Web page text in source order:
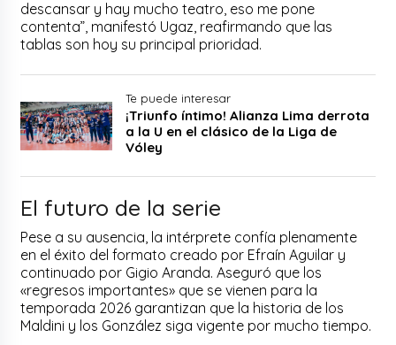
descansar y hay mucho teatro, eso me pone
contenta”, manifestó Ugaz, reafirmando que las
tablas son hoy su principal prioridad.
Te puede interesar
¡Triunfo íntimo! Alianza Lima derrota
a la U en el clásico de la Liga de
Vóley
El futuro de la serie
Pese a su ausencia, la intérprete confía plenamente
en el éxito del formato creado por Efraín Aguilar y
continuado por Gigio Aranda. Aseguró que los
«regresos importantes» que se vienen para la
temporada 2026 garantizan que la historia de los
Maldini y los González siga vigente por mucho tiempo.